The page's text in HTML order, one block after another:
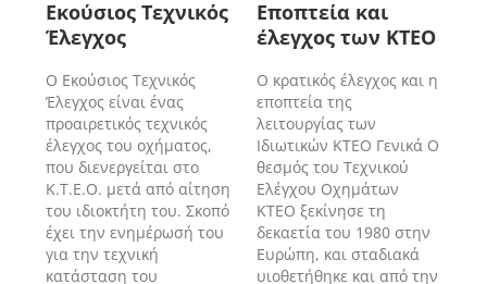
Εκούσιος Τεχνικός
Έλεγχος
Ο Εκούσιος Τεχνικός
Έλεγχος είναι ένας
προαιρετικός τεχνικός
έλεγχος του οχήματος,
που διενεργείται στο
Κ.Τ.Ε.Ο. μετά από αίτηση
του ιδιοκτήτη του. Σκοπό
έχει την ενημέρωσή του
για την τεχνική
κατάσταση του
Εποπτεία και
έλεγχος των ΚΤΕΟ
Ο κρατικός έλεγχος και η
εποπτεία της
λειτουργίας των
Ιδιωτικών ΚΤΕΟ Γενικά Ο
θεσμός του Τεχνικού
Ελέγχου Οχημάτων
ΚΤΕΟ ξεκίνησε τη
δεκαετία του 1980 στην
Ευρώπη, και σταδιακά
υιοθετήθηκε και από την